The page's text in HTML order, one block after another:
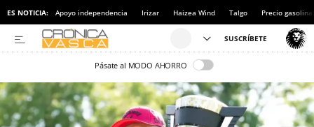
ES NOTICIA: Apoyo independencia Irizar Haizea Wind Talgo Precio gasolina
Pásate al MODO AHORRO